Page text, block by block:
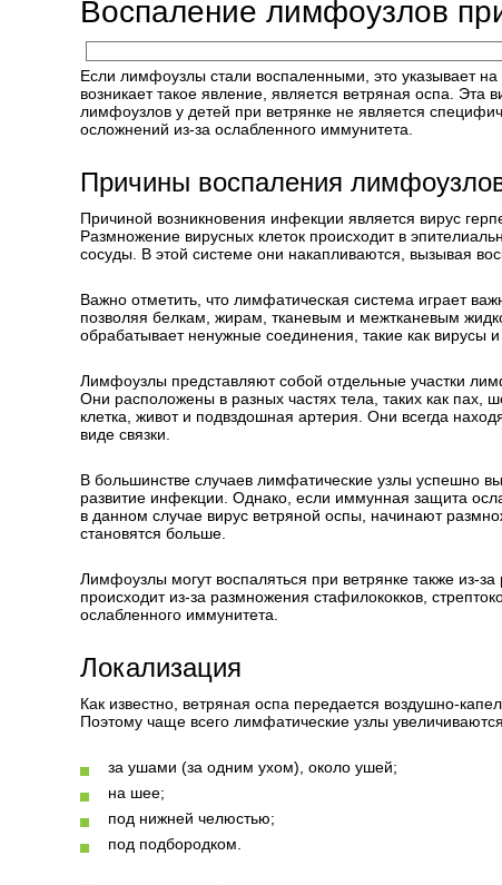
Воспаление лимфоузлов
Если лимфоузлы стали воспаленными, это указывает
возникает такое явление, является ветряная оспа.
лимфоузлов у детей при ветрянке не является
осложнений из-за ослабленного иммунитета.
Причины воспаления
Причиной возникновения инфекции является вирус
Размножение вирусных клеток происходит в
сосуды. В этой системе они накапливаются, вызывая
Важно отметить, что лимфатическая система играет
позволяя белкам, жирам, тканевым и межтканевым
обрабатывает ненужные соединения, такие как
Лимфоузлы представляют собой отдельные участки
Они расположены в разных частях тела, таких как
клетка, живот и подвздошная артерия. Они всегда
виде связки.
В большинстве случаев лимфатические узлы успешно
развитие инфекции. Однако, если иммунная защита
в данном случае вирус ветряной оспы, начинают
становятся больше.
Лимфоузлы могут воспаляться при ветрянке также из-
происходит из-за размножения стафилококков,
ослабленного иммунитета.
Локализация
Как известно, ветряная оспа передается воздушно-
Поэтому чаще всего лимфатические узлы
за ушами (за одним ухом), около ушей;
на шее;
под нижней челюстью;
под подбородком.